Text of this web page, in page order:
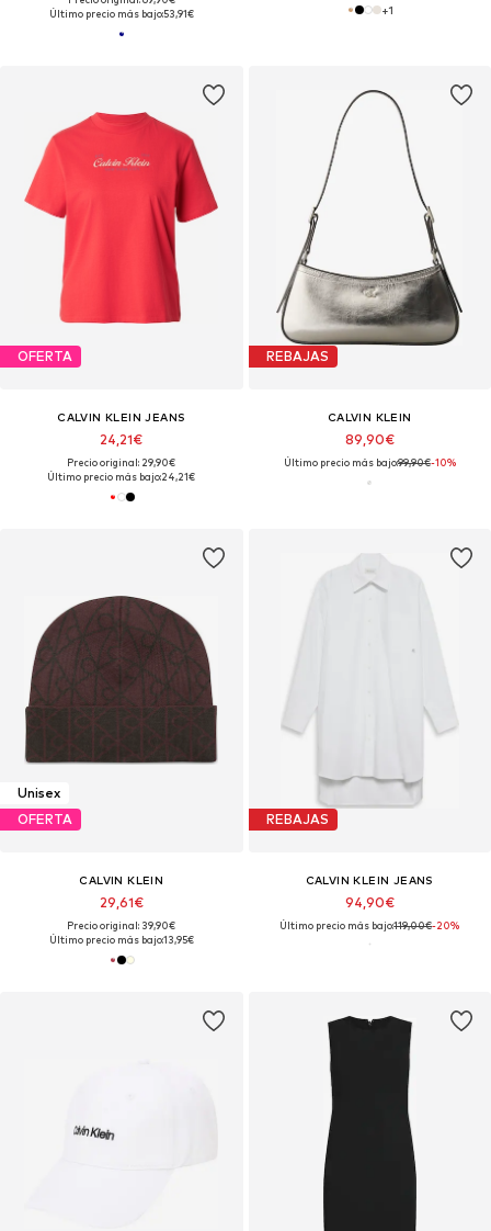
Último precio más bajo:53,91€ +1
OFERTA
CALVIN KLEIN JEANS
24,21€
Precio original: 29,90€
Último precio más bajo:24,21€
REBAJAS
CALVIN KLEIN
89,90€
Último precio más bajo:99,90€-10%
Unisex
OFERTA
CALVIN KLEIN
29,61€
Precio original: 39,90€
Último precio más bajo:13,95€
REBAJAS
CALVIN KLEIN JEANS
94,90€
Último precio más bajo:119,00€-20%